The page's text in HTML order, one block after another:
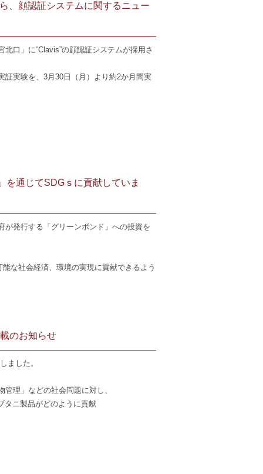
、顔認証システムに関するニュー
口」に“Clavis”の顔認証システムが採用さ
証実験を、3月30日（月）より約2か月間実
を通じてSDGｓに貢献していま
が発行する「グリーンボンド」への投資を
な社会経済、環境の実現に貢献できるよう
のお知らせ
ました。
理」などの社会問題に対し、
タニ製品がどのように貢献